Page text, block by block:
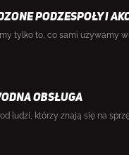
PODZESPOŁY I
tylko to, co sami używamy
OBSŁUGA
ludzi, którzy znają się na